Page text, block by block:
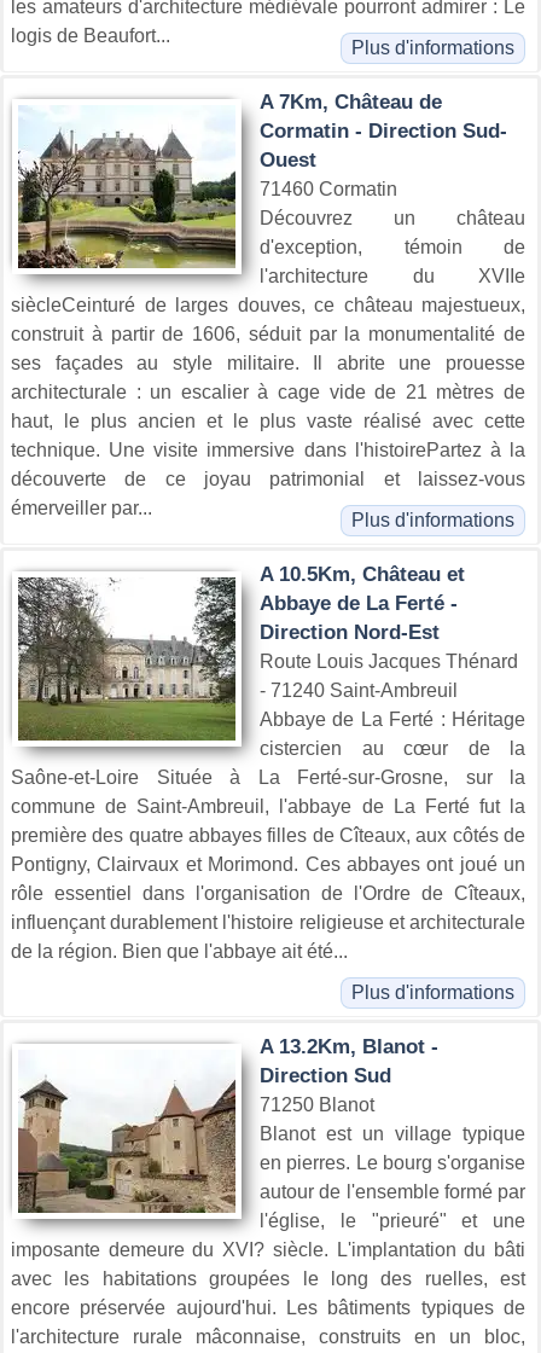
les amateurs d'architecture médiévale pourront admirer : Le
logis de Beaufort...
Plus d'informations
A 7Km, Château de
Cormatin - Direction Sud-
Ouest
71460 Cormatin
Découvrez un château
d'exception, témoin de
l'architecture du XVIIe
siècleCeinturé de larges douves, ce château majestueux,
construit à partir de 1606, séduit par la monumentalité de
ses façades au style militaire. Il abrite une prouesse
architecturale : un escalier à cage vide de 21 mètres de
haut, le plus ancien et le plus vaste réalisé avec cette
technique. Une visite immersive dans l'histoirePartez à la
découverte de ce joyau patrimonial et laissez-vous
émerveiller par...
Plus d'informations
A 10.5Km, Château et
Abbaye de La Ferté -
Direction Nord-Est
Route Louis Jacques Thénard
- 71240 Saint-Ambreuil
Abbaye de La Ferté : Héritage
cistercien au cœur de la
Saône-et-Loire Située à La Ferté-sur-Grosne, sur la
commune de Saint-Ambreuil, l'abbaye de La Ferté fut la
première des quatre abbayes filles de Cîteaux, aux côtés de
Pontigny, Clairvaux et Morimond. Ces abbayes ont joué un
rôle essentiel dans l'organisation de l'Ordre de Cîteaux,
influençant durablement l'histoire religieuse et architecturale
de la région. Bien que l'abbaye ait été...
Plus d'informations
A 13.2Km, Blanot -
Direction Sud
71250 Blanot
Blanot est un village typique
en pierres. Le bourg s'organise
autour de l'ensemble formé par
l'église, le "prieuré" et une
imposante demeure du XVI? siècle. L'implantation du bâti
avec les habitations groupées le long des ruelles, est
encore préservée aujourd'hui. Les bâtiments typiques de
l'architecture rurale mâconnaise, construits en un bloc,